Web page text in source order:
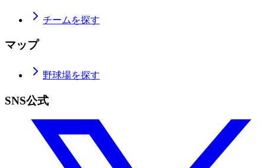
チームを探す
マップ
野球場を探す
SNS公式